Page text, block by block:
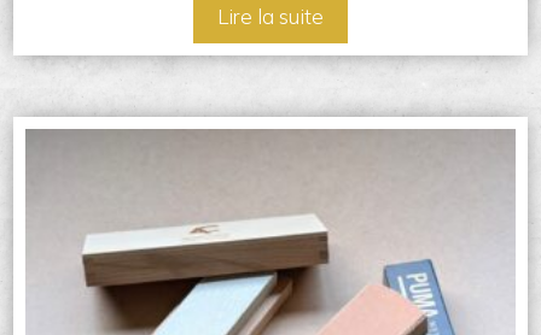
Lire la suite